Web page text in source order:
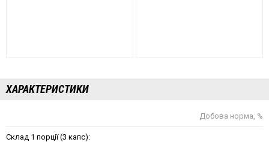
ХАРАКТЕРИСТИКИ
Добова норма, %
Склад 1 порції (3 капс):